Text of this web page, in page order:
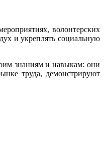
волонтерских
и укреплять социальную
знаниям и навыкам: они
труда, демонстрируют